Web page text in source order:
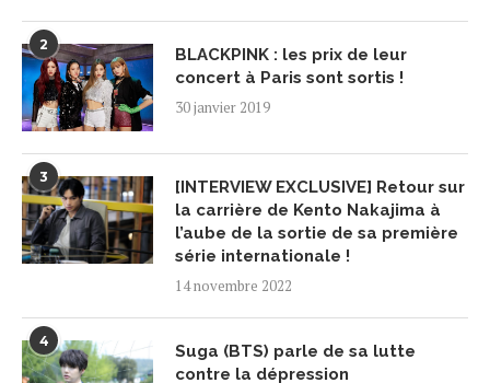
2
BLACKPINK : les prix de leur
concert à Paris sont sortis !
30 janvier 2019
3
[INTERVIEW EXCLUSIVE] Retour sur
la carrière de Kento Nakajima à
l’aube de la sortie de sa première
série internationale !
14 novembre 2022
4
Suga (BTS) parle de sa lutte
contre la dépression